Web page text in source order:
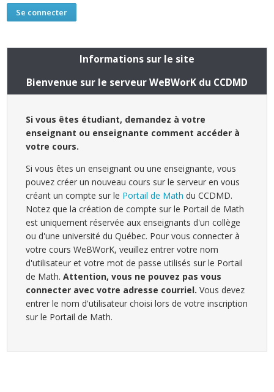
Informations sur le site
Bienvenue sur le serveur WeBWorK du CCDMD
Si vous êtes étudiant, demandez à votre
enseignant ou enseignante comment accéder à
votre cours.
Si vous êtes un enseignant ou une enseignante, vous
pouvez créer un nouveau cours sur le serveur en vous
créant un compte sur le Portail de Math du CCDMD.
Notez que la création de compte sur le Portail de Math
est uniquement réservée aux enseignants d'un collège
ou d'une université du Québec. Pour vous connecter à
votre cours WeBWorK, veuillez entrer votre nom
d'utilisateur et votre mot de passe utilisés sur le Portail
de Math.Attention, vous ne pouvez pas vous
connecter avec votre adresse courriel. Vous devez
entrer le nom d'utilisateur choisi lors de votre inscription
sur le Portail de Math.